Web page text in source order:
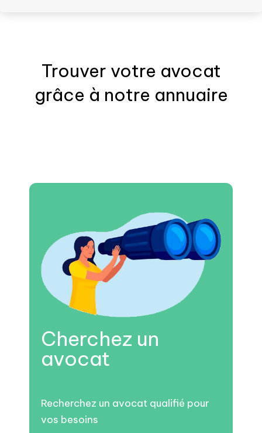
Trouver votre avocat
grâce à notre annuaire
Cherchez un
avocat
Recherchez un avocat qualifié pour
vos besoins